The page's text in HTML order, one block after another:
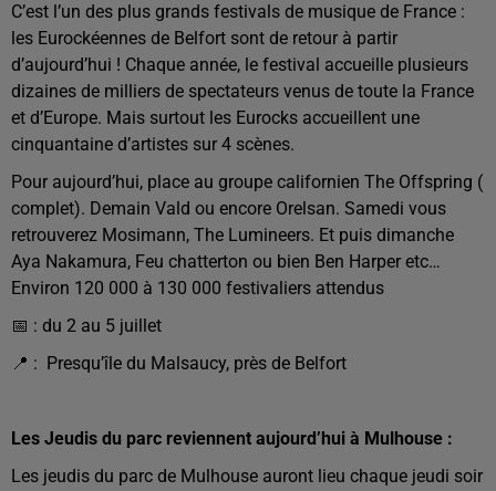
C’est l’un des plus grands festivals de musique de France :
les Eurockéennes de Belfort sont de retour à partir
d’aujourd’hui ! Chaque année, le festival accueille plusieurs
dizaines de milliers de spectateurs venus de toute la France
et d’Europe. Mais surtout les Eurocks accueillent une
cinquantaine d’artistes sur 4 scènes.
Pour aujourd’hui, place au groupe californien The Offspring (
complet). Demain Vald ou encore Orelsan. Samedi vous
retrouverez Mosimann, The Lumineers. Et puis dimanche
Aya Nakamura, Feu chatterton ou bien Ben Harper etc…
Environ 120 000 à 130 000 festivaliers attendus
📅 : du 2 au 5 juillet
📍 : Presqu’île du Malsaucy, près de Belfort
Les Jeudis du parc reviennent aujourd’hui à Mulhouse :
Les jeudis du parc de Mulhouse auront lieu chaque jeudi soir